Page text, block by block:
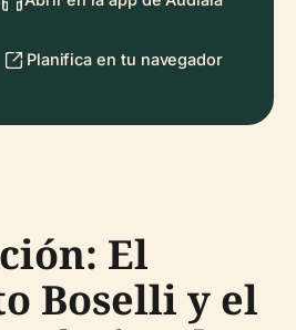
Planifica en tu navegador
El
Boselli y el